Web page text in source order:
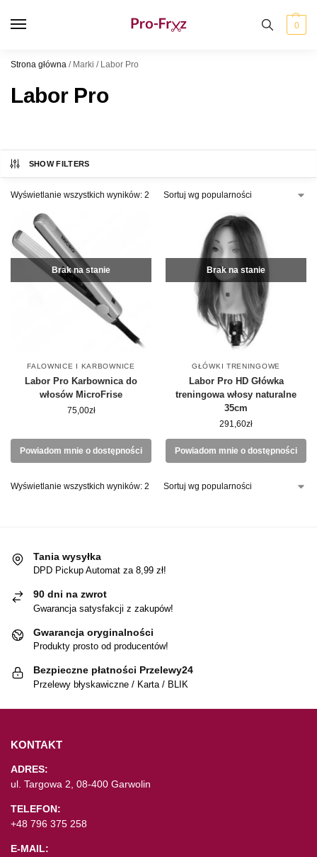
0
Strona główna / Marki / Labor Pro
Labor Pro
SHOW FILTERS
Wyświetlanie wszystkich wyników: 2
Brak na stanie
FALOWNICE I KARBOWNICE
Labor Pro Karbownica do
włosów MicroFrise
75,00zł
Powiadom mnie o dostępności
Brak na stanie
GŁÓWKI TRENINGOWE
Labor Pro HD Główka
treningowa włosy naturalne
35cm
291,60zł
Powiadom mnie o dostępności
Wyświetlanie wszystkich wyników: 2
Tania wysyłka
DPD Pickup Automat za 8,99 zł!
90 dni na zwrot
Gwarancja satysfakcji z zakupów!
Gwarancja oryginalności
Produkty prosto od producentów!
Bezpieczne płatności Przelewy24
Przelewy błyskawiczne / Karta / BLIK
KONTAKT
ADRES:
ul. Targowa 2, 08-400 Garwolin
TELEFON:
+48 796 375 258
E-MAIL: